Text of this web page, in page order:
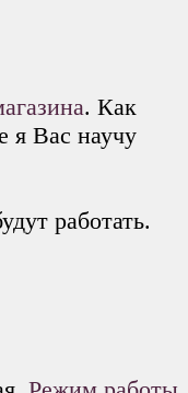
. Как
я Вас научу
работать.